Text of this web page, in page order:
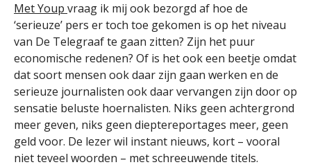
Met Youp vraag ik mij ook bezorgd af hoe de
‘serieuze’ pers er toch toe gekomen is op het niveau
van De Telegraaf te gaan zitten? Zijn het puur
economische redenen? Of is het ook een beetje omdat
dat soort mensen ook daar zijn gaan werken en de
serieuze journalisten ook daar vervangen zijn door op
sensatie beluste hoernalisten. Niks geen achtergrond
meer geven, niks geen dieptereportages meer, geen
geld voor. De lezer wil instant nieuws, kort – vooral
niet teveel woorden – met schreeuwende titels.